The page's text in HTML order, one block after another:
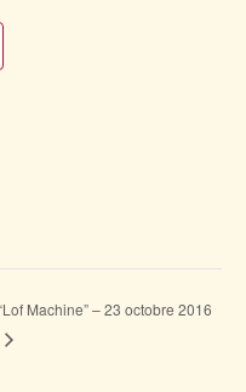
Machine” – 23 octobre 2016